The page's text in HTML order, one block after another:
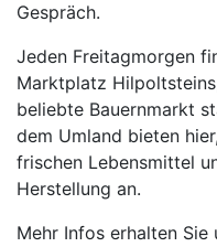
Gespräch.
Jeden Freitagmorgen
Marktplatz
beliebte Bauernmarkt
dem Umland bieten
frischen Lebensmittel
Herstellung an.
Mehr Infos erhalten Sie